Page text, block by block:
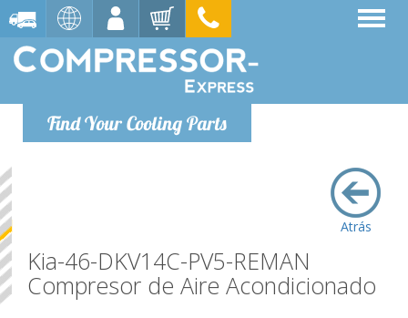
Find Your Cooling Parts
Atrás
Kia-46-DKV14C-PV5-REMAN
Compresor de Aire Acondicionado